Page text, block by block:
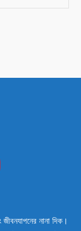
নানা দিক।